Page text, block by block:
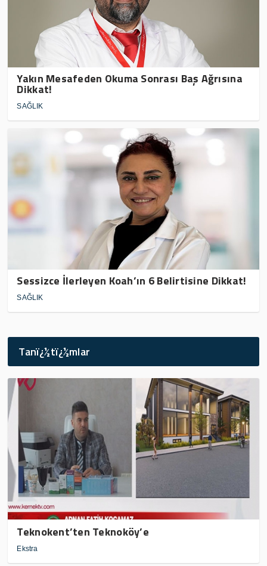
Yakın Mesafeden Okuma Sonrası Baş Ağrısına
Dikkat!
SAĞLIK
Sessizce İlerleyen Koah’ın 6 Belirtisine Dikkat!
SAĞLIK
Tanï¿½tï¿½mlar
Teknokent’ten Teknoköy’e
Ekstra